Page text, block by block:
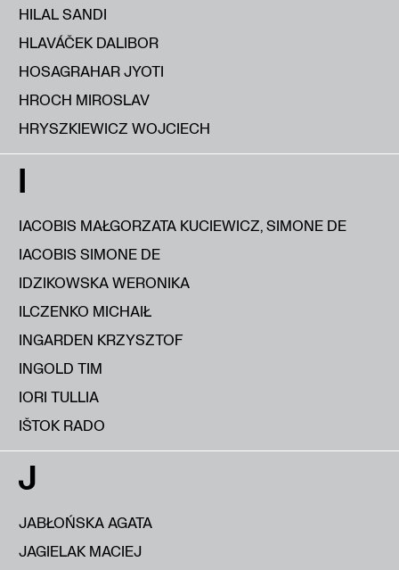
HILAL SANDI
HLAVÁČEK DALIBOR
HOSAGRAHAR JYOTI
HROCH MIROSLAV
HRYSZKIEWICZ WOJCIECH
I
IACOBIS MAŁGORZATA KUCIEWICZ, SIMONE DE
IACOBIS SIMONE DE
IDZIKOWSKA WERONIKA
ILCZENKO MICHAIŁ
INGARDEN KRZYSZTOF
INGOLD TIM
IORI TULLIA
IŠTOK RADO
J
JABŁOŃSKA AGATA
JAGIELAK MACIEJ